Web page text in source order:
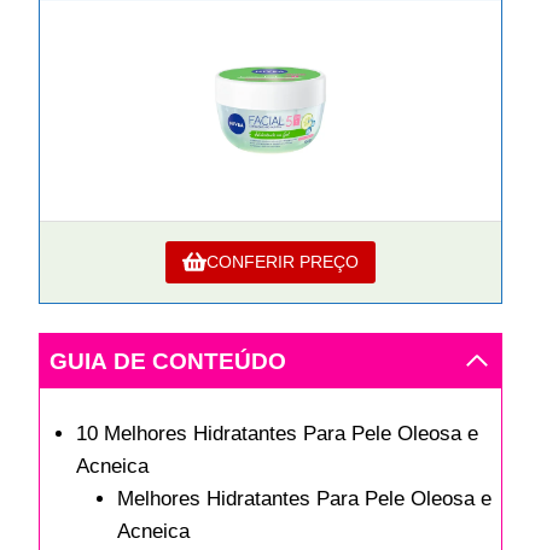
CONFERIR PREÇO
GUIA DE CONTEÚDO
10 Melhores Hidratantes Para Pele Oleosa e
Acneica
Melhores Hidratantes Para Pele Oleosa e
Acneica